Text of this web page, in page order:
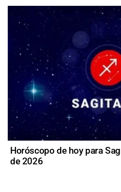
Horóscopo de hoy para
de 2026